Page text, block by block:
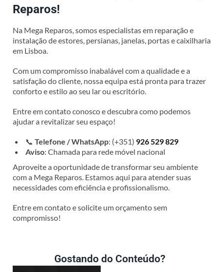
Reparos!
Na Mega Reparos, somos especialistas em reparação e
instalação de estores, persianas, janelas, portas e caixilharia
em Lisboa.
Com um compromisso inabalável com a qualidade e a
satisfação do cliente, nossa equipa está pronta para trazer
conforto e estilo ao seu lar ou escritório.
Entre em contato conosco e descubra como podemos
ajudar a revitalizar seu espaço!
📞Telefone / WhatsApp: (+351) 926 529 829
Aviso: Chamada para rede móvel nacional
Aproveite a oportunidade de transformar seu ambiente
com a Mega Reparos. Estamos aqui para atender suas
necessidades com eficiência e profissionalismo.
Entre em contato e solicite um orçamento sem
compromisso!
Gostando do Conteúdo?